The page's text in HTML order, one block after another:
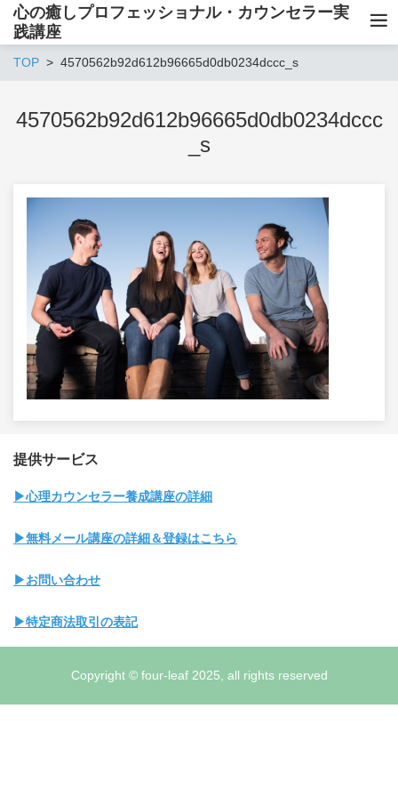
心の癒しプロフェッショナル・カウンセラー実
践講座
TOP 4570562b92d612b96665d0db0234dccc_s
4570562b92d612b96665d0db0234dccc
_s
提供サービス
▶心理カウンセラー養成講座の詳細
▶無料メール講座の詳細＆登録はこちら
▶お問い合わせ
▶特定商法取引の表記
Copyright © four-leaf 2025, all rights reserved